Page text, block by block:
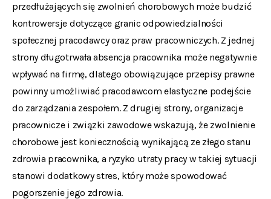
przedłużających się zwolnień chorobowych może budzić
kontrowersje dotyczące granic odpowiedzialności
społecznej pracodawcy oraz praw pracowniczych. Z jednej
strony długotrwała absencja pracownika może negatywnie
wpływać na firmę, dlatego obowiązujące przepisy prawne
powinny umożliwiać pracodawcom elastyczne podejście
do zarządzania zespołem. Z drugiej strony, organizacje
pracownicze i związki zawodowe wskazują, że zwolnienie
chorobowe jest koniecznością wynikającą ze złego stanu
zdrowia pracownika, a ryzyko utraty pracy w takiej sytuacji
stanowi dodatkowy stres, który może spowodować
pogorszenie jego zdrowia.